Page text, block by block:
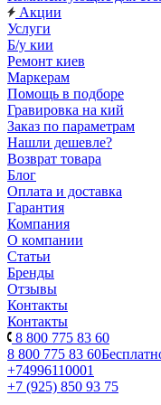
Акции
Услуги
Б/у кии
Ремонт киев
Маркерам
Помощь в подборе
Гравировка на кий
Заказ по параметрам
Нашли дешевле?
Возврат товара
Блог
Оплата и доставка
Гарантия
Компания
О компании
Статьи
Бренды
Отзывы
Контакты
Контакты
8 800 775 83 60
8 800 775 83 60
+74996110001
+7 (925) 850 93 75